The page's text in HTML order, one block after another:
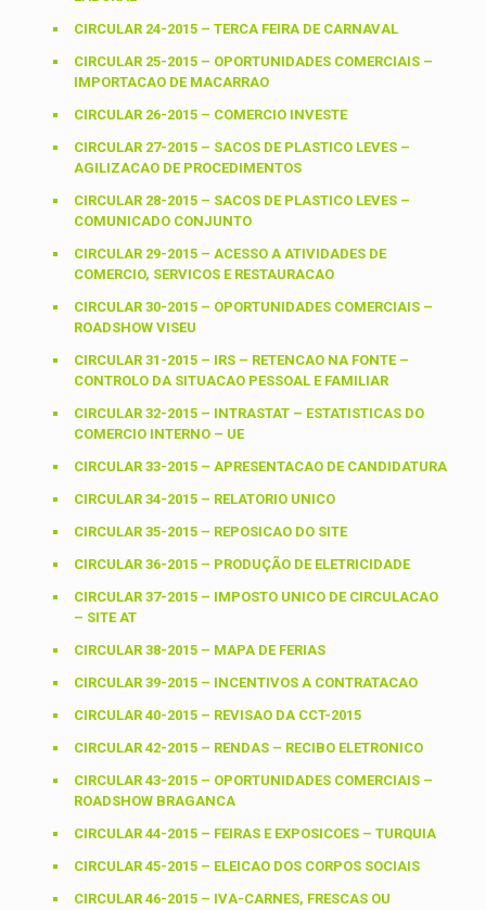
CIRCULAR 24-2015 – TERCA FEIRA DE CARNAVAL
CIRCULAR 25-2015 – OPORTUNIDADES COMERCIAIS –
IMPORTACAO DE MACARRAO
CIRCULAR 26-2015 – COMERCIO INVESTE
CIRCULAR 27-2015 – SACOS DE PLASTICO LEVES –
AGILIZACAO DE PROCEDIMENTOS
CIRCULAR 28-2015 – SACOS DE PLASTICO LEVES –
COMUNICADO CONJUNTO
CIRCULAR 29-2015 – ACESSO A ATIVIDADES DE
COMERCIO, SERVICOS E RESTAURACAO
CIRCULAR 30-2015 – OPORTUNIDADES COMERCIAIS –
ROADSHOW VISEU
CIRCULAR 31-2015 – IRS – RETENCAO NA FONTE –
CONTROLO DA SITUACAO PESSOAL E FAMILIAR
CIRCULAR 32-2015 – INTRASTAT – ESTATISTICAS DO
COMERCIO INTERNO – UE
CIRCULAR 33-2015 – APRESENTACAO DE CANDIDATURA
CIRCULAR 34-2015 – RELATORIO UNICO
CIRCULAR 35-2015 – REPOSICAO DO SITE
CIRCULAR 36-2015 – PRODUÇÃO DE ELETRICIDADE
CIRCULAR 37-2015 – IMPOSTO UNICO DE CIRCULACAO
– SITE AT
CIRCULAR 38-2015 – MAPA DE FERIAS
CIRCULAR 39-2015 – INCENTIVOS A CONTRATACAO
CIRCULAR 40-2015 – REVISAO DA CCT-2015
CIRCULAR 42-2015 – RENDAS – RECIBO ELETRONICO
CIRCULAR 43-2015 – OPORTUNIDADES COMERCIAIS –
ROADSHOW BRAGANCA
CIRCULAR 44-2015 – FEIRAS E EXPOSICOES – TURQUIA
CIRCULAR 45-2015 – ELEICAO DOS CORPOS SOCIAIS
CIRCULAR 46-2015 – IVA-CARNES, FRESCAS OU